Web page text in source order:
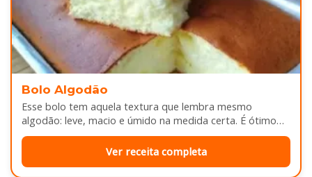
Bolo Algodão
Esse bolo tem aquela textura que lembra mesmo
algodão: leve, macio e úmido na medida certa. É ótimo
pra servir…
Ver receita completa